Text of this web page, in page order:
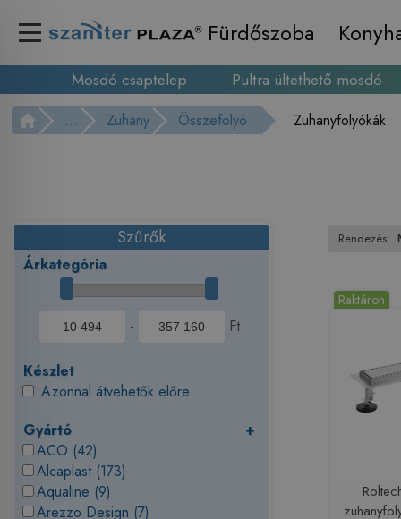
Fürdőszoba
Mosdó csaptelep Pultra ültethető mosdó
... Zuhany Összefolyó Zuhanyfolyókák
Szűrők
Árkategória
- Ft
Készlet
Azonnal átvehetők előre
Gyártó
+
ACO (42)
Alcaplast (173)
Aqualine (9)
Arezzo Design (7)
Rendezés:
Raktáron